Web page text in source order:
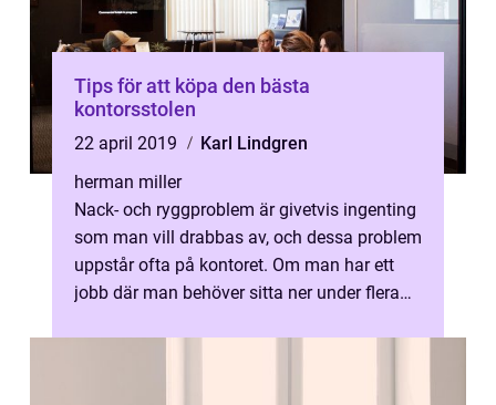
Tips för att köpa den bästa
kontorsstolen
22 april 2019
Karl Lindgren
herman miller
Nack- och ryggproblem är givetvis ingenting
som man vill drabbas av, och dessa problem
uppstår ofta på kontoret. Om man har ett
jobb där man behöver sitta ner under flera